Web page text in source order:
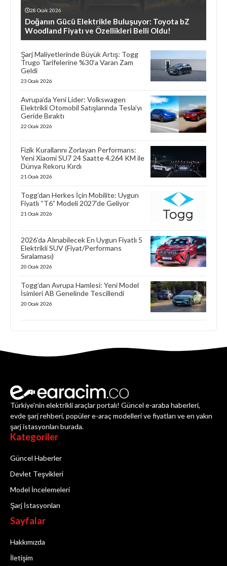
28 Ocak 2026
Doğanın Gücü Elektrikle Buluşuyor: Toyota bZ
Woodland Fiyatı ve Özellikleri Belli Oldu!
Şarj Maliyetlerinde Büyük Artış: Togg
Trugo Tarifelerine %30’a Varan Zam
Geldi
23 Ocak 2026
Avrupa’da Yeni Lider: Volkswagen
Elektrikli Otomobil Satışlarında Tesla’yı
Geride Bıraktı
22 Ocak 2026
Fizik Kurallarını Zorlayan Performans:
Yeni Xiaomi SU7 24 Saatte 4.264 KM ile
Dünya Rekoru Kırdı
21 Ocak 2026
Togg’dan Herkes İçin Mobilite: Uygun
Fiyatlı “T6” Modeli 2027’de Geliyor
21 Ocak 2026
2026’da Alınabilecek En Uygun Fiyatlı 5
Elektrikli SUV (Fiyat/Performans
Sıralaması)
20 Ocak 2026
Togg’dan Avrupa Hamlesi: Yeni Model
İsimleri AB Genelinde Tescillendi
20 Ocak 2026
Türkiye'nin elektrikli araçlar portalı! Güncel e-araba haberleri,
evde şarj rehberi, popüler e-araç modelleri ve fiyatları ve en yakın
şarj istasyonları burada.
Kategoriler
Güncel Haberler
Devlet Teşvikleri
Model İncelemeleri
Şarj İstasyonları
Sayfalar
Hakkımızda
İletişim